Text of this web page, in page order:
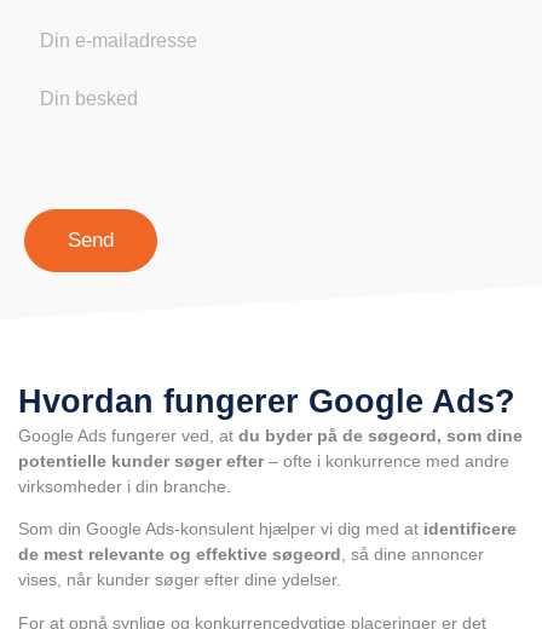
Send
Hvordan fungerer Google Ads?
Google Ads fungerer ved, at du byder på de søgeord, som dine
potentielle kunder søger efter– ofte i konkurrence med andre
virksomheder i din branche.
Som din Google Ads-konsulent hjælper vi dig med at identificere
de mest relevante og effektive søgeord, så dine annoncer
vises, når kunder søger efter dine ydelser.
For at opnå synlige og konkurrencedygtige placeringer er det